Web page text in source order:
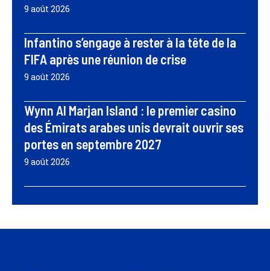
9 août 2026
Infantino s’engage à rester à la tête de la
FIFA après une réunion de crise
9 août 2026
Wynn Al Marjan Island : le premier casino
des Émirats arabes unis devrait ouvrir ses
portes en septembre 2027
9 août 2026